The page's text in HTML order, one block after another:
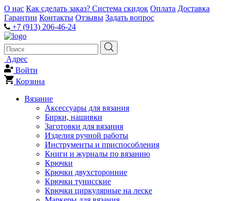
О нас Как сделать заказ? Система скидок Оплата Доставка
Гарантии Контакты Отзывы Задать вопрос
+7 (913) 206-46-24
Адрес
Войти
Корзина
Вязание
Аксессуары для вязания
Бирки, нашивки
Заготовки для вязания
Изделия ручной работы
Инструменты и приспособления
Книги и журналы по вязанию
Крючки
Крючки двухсторонние
Крючки тунисские
Крючки циркулярные на леске